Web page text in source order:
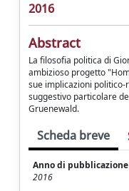
2016
Abstract
La filosofia politica di
ambizioso progetto
sue implicazioni
suggestivo particolare
Gruenewald.
Scheda breve
Anno di pubblicazione
2016